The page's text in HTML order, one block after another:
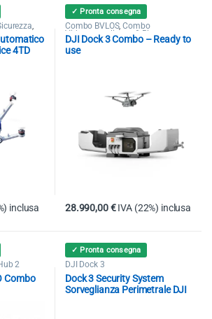
4TD
inclusa
✓ Pronta consegna
Combo BVLOS,Combo
Videosorveglianza & Ricerca
Dispersi,DJI Dock 3,Matrice 4D /
4DT,
DJI Dock 3 Combo – Ready to
use
28.990,00€ IVA (22%) inclusa
2
Combo
✓ Pronta consegna
DJI Dock 3
Dock 3 Security System
Sorveglianza Perimetrale DJI